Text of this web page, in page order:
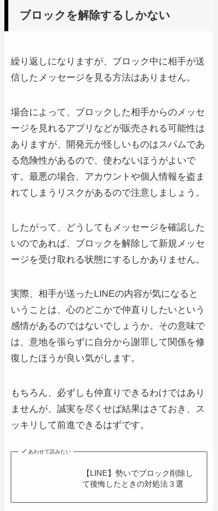
ブロックを解除するしかない
繰り返しになりますが、ブロック中に相手が送
信したメッセージを見る方法はありません。
場合によって、ブロックした相手からのメッセ
ージを見れるアプリなどが販売される可能性は
ありますが、開発元が怪しいものはスパムであ
る危険性があるので、使わないほうがよいで
す。最悪の場合、アカウントや個人情報を盗ま
れてしまうリスクがあるので注意しましょう。
したがって、どうしてもメッセージを確認した
いのであれば、ブロックを解除して新規メッセ
ージを受け取れる状態にするしかありません。
実際、相手が送ったLINEの内容が気になると
いうことは、心のどこかで仲直りしたいという
感情があるのではないでしょうか。その意味で
は、意地を張らずに自分から謝罪して関係を修
復したほうが良い気がします。
もちろん、必ずしも仲直りできるわけではあり
ませんが、誠実を尽くせば結果はさておき、ス
ッキリして前進できるはずです。
あわせて読みたい
【LINE】勢いでブロック削除し
て後悔したときの対処法３選